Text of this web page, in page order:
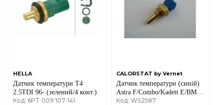
HELLA
Датчик температури T4
2.5TDI 96- (зелений/4 конт.)
Код: 6PT 009 107-141
CALORSTAT by Vernet
Датчик температури (синій)
Astra F/Combo/Kadett E/BMW
(E36, E34) 1.1-3.5 82-16
Код: WS2587